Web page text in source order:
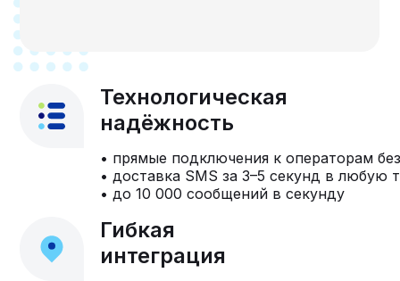
Технологическая
надёжность
• прямые подключения к операторам
• доставка SMS за 3–5 секунд в любую
• до 10 000 сообщений в секунду
Гибкая
интеграция